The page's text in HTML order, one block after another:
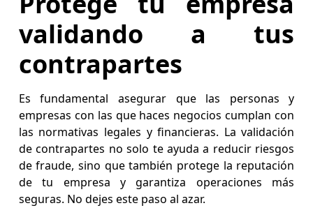
validando a tus
contrapartes
Es fundamental asegurar que las personas y
empresas con las que haces negocios cumplan con
las normativas legales y financieras. La validación
de contrapartes no solo te ayuda a reducir riesgos
de fraude, sino que también protege la reputación
de tu empresa y garantiza operaciones más
seguras. No dejes este paso al azar.